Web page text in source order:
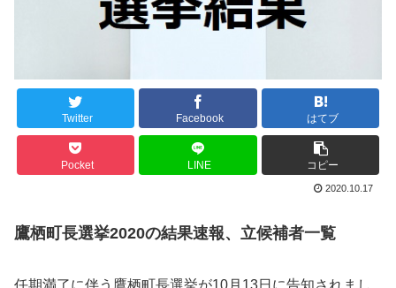
Twitter Facebook はてブ
Pocket LINE コピー
2020.10.17
鷹栖町長選挙2020の結果速報、立候補者一覧
任期満了に伴う鷹栖町長選挙が10月13日に告知されまし